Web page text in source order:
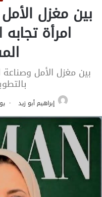
بين مغزل
امرأة
بين مغزل الأمل وصناعة
إبراهيم أبو زيد